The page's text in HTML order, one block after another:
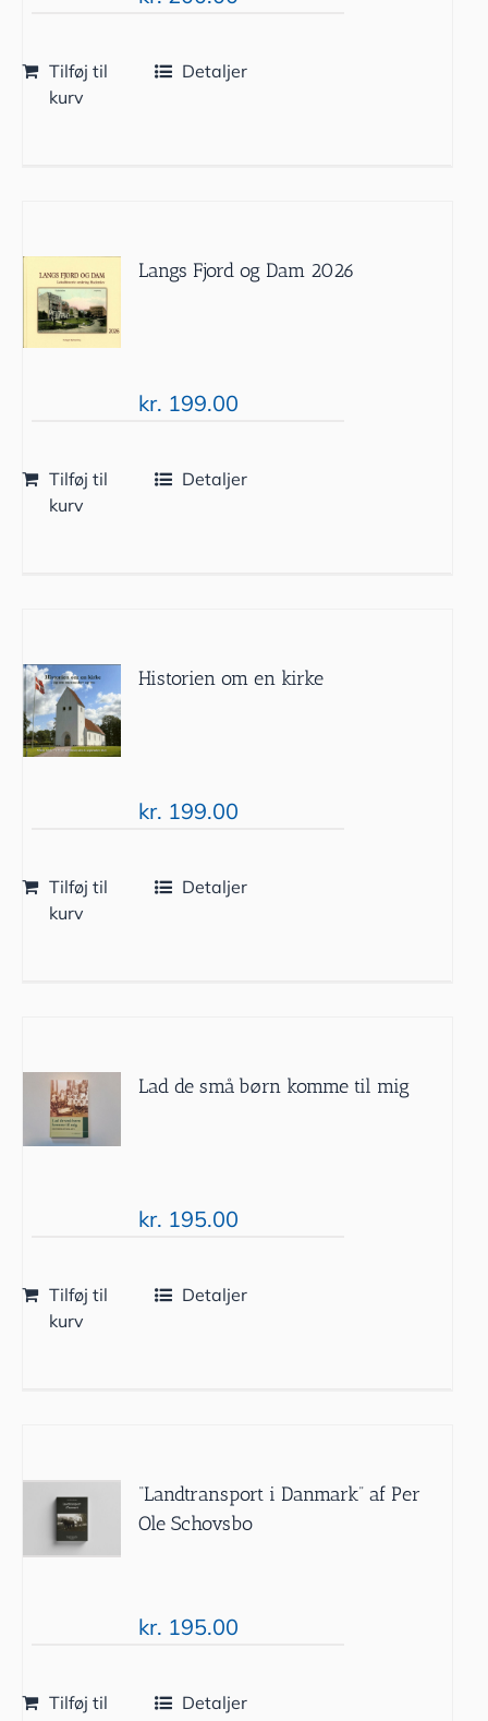
Tilføj til
kurv
Detaljer
Langs Fjord og Dam 2026
kr. 199.00
Tilføj til
kurv
Detaljer
Historien om en kirke
kr. 199.00
Tilføj til
kurv
Detaljer
Lad de små børn komme til mig
kr. 195.00
Tilføj til
kurv
Detaljer
“Landtransport i Danmark” af Per
Ole Schovsbo
kr. 195.00
Tilføj til
Detaljer